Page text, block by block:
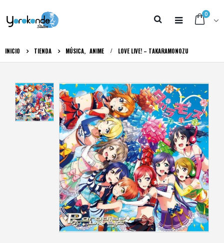
0
INICIO TIENDA MÚSICA, ANIME LOVE LIVE! – TAKARAMONOZU